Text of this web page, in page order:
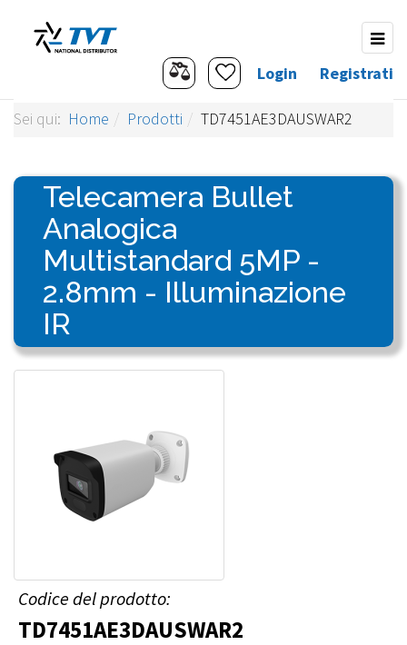
Registrati
Login
Sei qui: Home Prodotti TD7451AE3DAUSWAR2
Telecamera Bullet
Analogica
Multistandard 5MP -
2.8mm - Illuminazione
IR
Codice del prodotto:
TD7451AE3DAUSWAR2